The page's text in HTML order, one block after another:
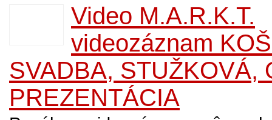
Video M.A.R.K.T.
videozáznam
SVADBA, STUŽKOVÁ,
PREZENTÁCIA